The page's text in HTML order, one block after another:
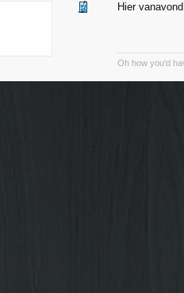
Hier
Oh how you'd